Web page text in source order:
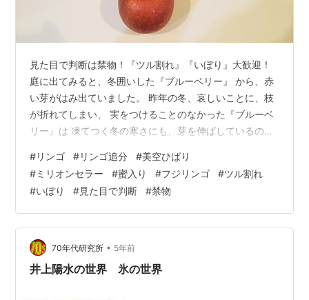
見た目で判断は禁物！『ツル割れ』『いぼり』大歓迎！
庭に出てみると、冬囲いした『ブルーベリー』 から、赤
い芽がはみ出ていました。 昨年の冬、哀しいことに、枝
が折れてしまい、 実をつけることのなかった『ブルーベ
リー』は 凍てつく冬の寒さにも、芽を伸ばしているのを
実を結んでほしい ものです。さて、一昨日のブログでは
『姉の七光り』と、 称して、姉が『エレクトーン』の講
師になった ことに触れました。 squid-angler-
55.hateblo.jp 私の実家では、いつも音楽が流れていまし
た。 映画音楽などの『オーケストラ』から『演歌』 に至
るま…
#リンゴ #リンゴ追分 #美空ひばり
#ミリオンセラー #蜜入り #フジリンゴ #ツル割れ
#いぼり #見た目で判断 #禁物
70年代研究所 • 5年前
井上陽水の世界 氷の世界